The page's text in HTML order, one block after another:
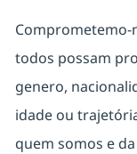
Comprometemo-
todos possam
genero,
idade ou
quem somos e